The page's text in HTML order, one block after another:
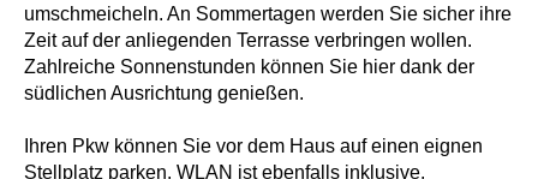
umschmeicheln. An Sommertagen werden Sie sicher ihre
Zeit auf der anliegenden Terrasse verbringen wollen.
Zahlreiche Sonnenstunden können Sie hier dank der
südlichen Ausrichtung genießen.
Ihren Pkw können Sie vor dem Haus auf einen eignen
Stellplatz parken. WLAN ist ebenfalls inklusive.